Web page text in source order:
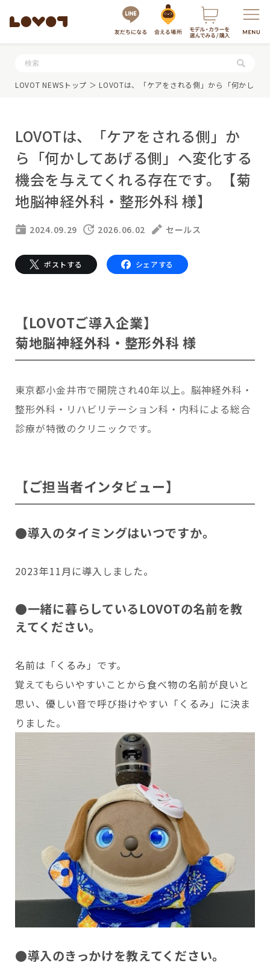
服・グッズの購入はこちら
LOVOTを選ぶ
LOVOT 3.0
LOVOT 3.0について詳しく
費用をシミュレーション / 購入
LOVOTのテクノロジー
LOVOTのアフターサービス
公式ウェア
価格・暮らしの費用を詳しく
15分の触れ合いでストレス低減
会いに行く
LOVOT ストア
近くの会える場所を探す
LIVE配信
LOVOT購入キャンペーン
LOVOTの返金保証
今月のキャンペーン情報
24回分割払い特別低金利
LOVOT紹介制度
訪問設定サポート
これからLOVOTをお迎えしたい方へ
LOVOTオーナーの方へ
定期メンテナンス・治療
サポートサービス(ご契約者様用)
LOVOT コンシェルジュ
ウェブマニュアル
法人のお客様へ
OFFICE LOVOT
LOVOT 導入事例
ふるさと納税
LOVOT NEWSトップ ＞ LOVOTは、「ケアをされる側」から「何かして
LOVOTは、「ケアをされる側」か
ら「何かしてあげる側」へ変化する
機会を与えてくれる存在です。【菊
地脳神経外科・整形外科 様】
2024.09.29 2026.06.02 セールス
ポストする シェアする
【LOVOTご導入企業】
菊地脳神経外科・整形外科 様
東京都小金井市で開院され40年以上。脳神経外科・
整形外科・リハビリテーション科・内科による総合
診療が特徴のクリニックです。
【ご担当者インタビュー】
●導入のタイミングはいつですか。
2023年11月に導入しました。
●一緒に暮らしているLOVOTの名前を教
えてください。
名前は「くるみ」です。
覚えてもらいやすいことから食べ物の名前が良いと
思い、優しい音で呼び掛けやすい「くるみ」に決ま
りました。
●導入のきっかけを教えてください。